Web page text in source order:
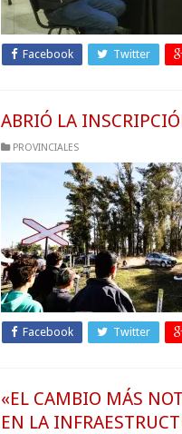
Facebook Twitter
ABRIÓ LA
PROVINCIALES
Facebook Twitter
«EL CAMBIO MÁS
EN LA